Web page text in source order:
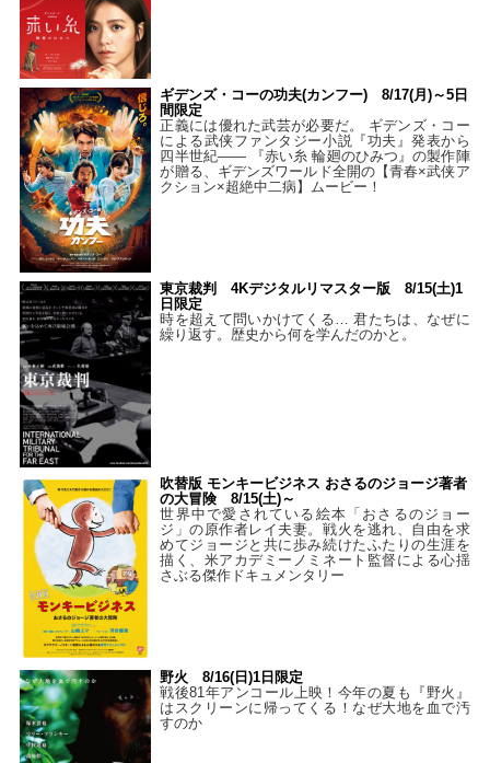
ギデンズ・コーの功夫(カンフー) 8/17(月)～5日
間限定
正義には優れた武芸が必要だ。 ギデンズ・コー
による武侠ファンタジー小説『功夫』発表から
四半世紀―― 『赤い糸 輪廻のひみつ』の製作陣
が贈る、ギデンズワールド全開の【青春×武侠ア
クション×超絶中二病】ムービー！
東京裁判 4Kデジタルリマスター版 8/15(土)1
日限定
時を超えて問いかけてくる… 君たちは、なぜに
繰り返す。歴史から何を学んだのかと。
吹替版 モンキービジネス おさるのジョージ著者
の大冒険 8/15(土)～
世界中で愛されている絵本「おさるのジョー
ジ」の原作者レイ夫妻。戦火を逃れ、自由を求
めてジョージと共に歩み続けたふたりの生涯を
描く、米アカデミーノミネート監督による心揺
さぶる傑作ドキュメンタリー
野火 8/16(日)1日限定
戦後81年アンコール上映！今年の夏も『野火』
はスクリーンに帰ってくる！なぜ大地を血で汚
すのか